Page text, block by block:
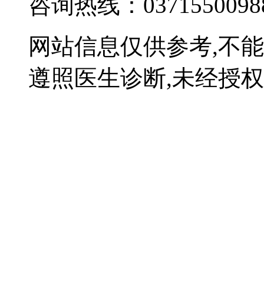
网站信息仅供参考,不
遵照医生诊断,未经授